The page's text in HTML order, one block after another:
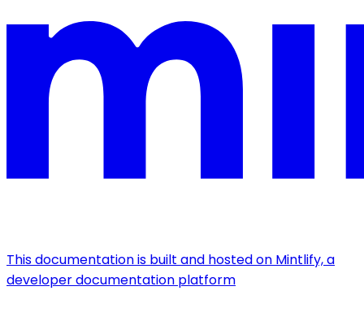
This documentation is built and hosted on Mintlify, a
developer documentation platform